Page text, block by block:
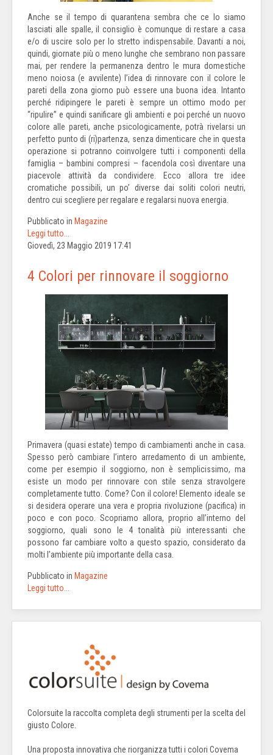
Anche se il tempo di quarantena sembra che ce lo siamo
lasciati alle spalle, il consiglio è comunque di restare a casa
e/o di uscire solo per lo stretto indispensabile. Davanti a noi,
quindi, giornate più o meno lunghe che sembrano non passare
mai, per rendere la permanenza dentro le mura domestiche
meno noiosa (e avvilente) l’idea di rinnovare con il colore le
pareti della zona giorno può essere una buona idea. Intanto
perché ridipingere le pareti è sempre un ottimo modo per
“ripulire” e quindi sanificare gli ambienti e poi perché un nuovo
colore alle pareti, anche psicologicamente, potrà rivelarsi un
perfetto punto di (ri)partenza, senza dimenticare che in questa
operazione si potranno coinvolgere tutti i componenti della
famiglia – bambini compresi – facendola così diventare una
piacevole attività da condividere. Ecco allora tre idee
cromatiche possibili, un po’ diverse dai soliti colori neutri,
dentro cui scegliere per regalare e regalarsi nuova energia.
Pubblicato in Magazine
Leggi tutto...
Giovedì, 23 Maggio 2019 17:41
4 Colori per rinnovare il soggiorno
Primavera (quasi estate) tempo di cambiamenti anche in casa.
Spesso però cambiare l’intero arredamento di un ambiente,
come per esempio il soggiorno, non è semplicissimo, ma
esiste un modo per rinnovare con stile senza stravolgere
completamente tutto. Come? Con il colore! Elemento ideale se
si desidera operare una vera e propria rivoluzione (pacifica) in
poco e con poco. Scopriamo allora, proprio all’interno del
soggiorno, quali sono le 4 tonalità più interessanti che
possono far cambiare volto a questo spazio, considerato da
molti l’ambiente più importante della casa.
Pubblicato in Magazine
Leggi tutto...
Colorsuite la raccolta completa degli strumenti per la scelta del
giusto Colore.
Una proposta innovativa che riorganizza tutti i colori Covema